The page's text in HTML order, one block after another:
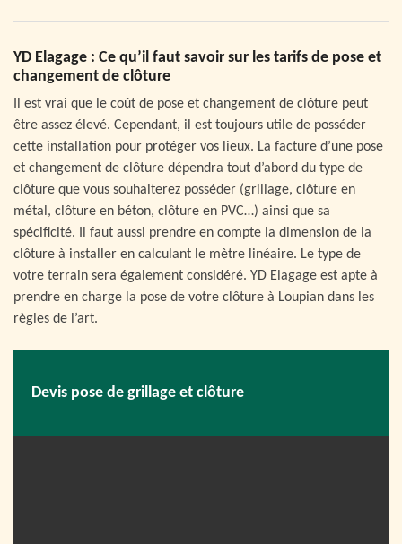
YD Elagage : Ce qu’il faut savoir sur les tarifs de pose et
changement de clôture
Il est vrai que le coût de pose et changement de clôture peut
être assez élevé. Cependant, il est toujours utile de posséder
cette installation pour protéger vos lieux. La facture d’une pose
et changement de clôture dépendra tout d’abord du type de
clôture que vous souhaiterez posséder (grillage, clôture en
métal, clôture en béton, clôture en PVC…) ainsi que sa
spécificité. Il faut aussi prendre en compte la dimension de la
clôture à installer en calculant le mètre linéaire. Le type de
votre terrain sera également considéré. YD Elagage est apte à
prendre en charge la pose de votre clôture à Loupian dans les
règles de l’art.
Devis pose de grillage et clôture